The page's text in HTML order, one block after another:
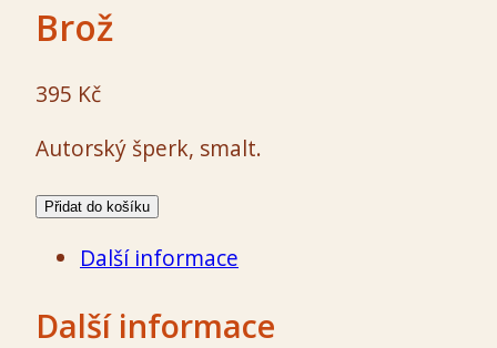
Brož
395 Kč
Autorský šperk, smalt.
Brož
Přidat do košíku
Další informace
Další informace